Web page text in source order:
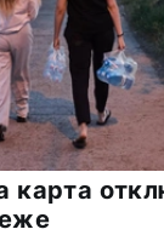
карта